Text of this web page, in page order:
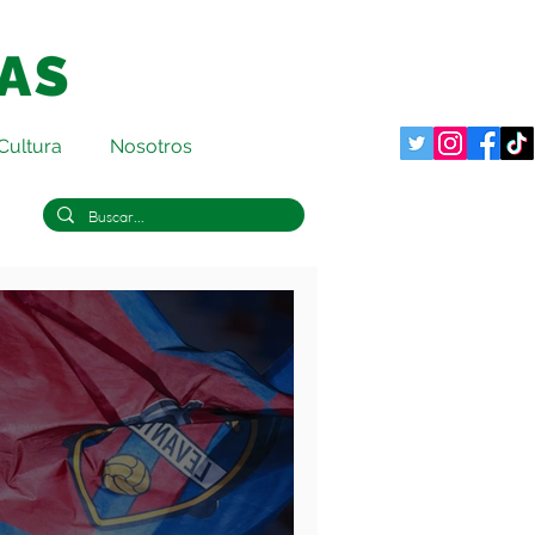
Nosotros